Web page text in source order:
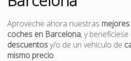
Aproveche ahora nuestras
coches en Barcelona, y
descuentosy/o de un vehículo de
mismo precio.